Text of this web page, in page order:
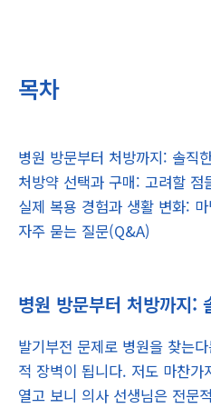
목차
병원 방문부터 처방까지: 솔직
처방약 선택과 구매: 고려할 점
실제 복용 경험과 생활 변화:
자주 묻는 질문(Q&A)
병원 방문부터 처방까지:
발기부전 문제로 병원을 찾는
적 장벽이 됩니다. 저도 마찬
열고 보니 의사 선생님은 전문